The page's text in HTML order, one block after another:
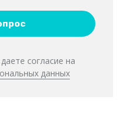
согласие на
данных